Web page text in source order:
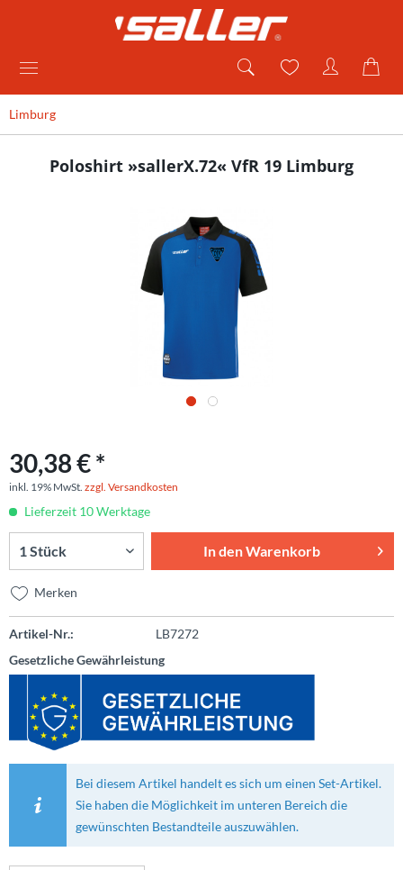
Limburg
Poloshirt »sallerX.72« VfR 19 Limburg
30,38 € *
inkl. 19% MwSt. zzgl. Versandkosten
Lieferzeit 10 Werktage
In denWarenkorb
Merken
Artikel-Nr.:
LB7272
Gesetzliche Gewährleistung
Bei diesem Artikel handelt es sich um einen Set-Artikel.
Sie haben die Möglichkeit im unteren Bereich die
gewünschten Bestandteile auszuwählen.